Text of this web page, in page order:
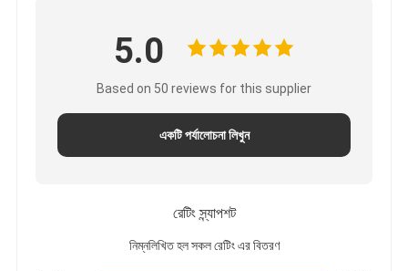
5.0
Based on 50 reviews for this supplier
একটি পর্যালোচনা লিখুন
রেটিং স্ন্যাপশট
নিম্নলিখিত হল সকল রেটিং এর বিতরণ